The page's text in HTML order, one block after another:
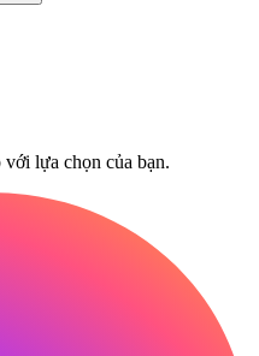
lựa chọn của bạn.